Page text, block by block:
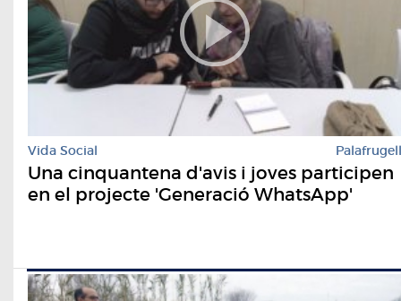
Vida Social Palafrugell
Una cinquantena d'avis i joves participen
en el projecte 'Generació WhatsApp'